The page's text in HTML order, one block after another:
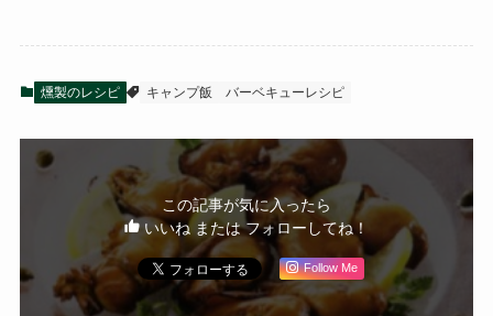
燻製のレシピ キャンプ飯 バーベキューレシピ
この記事が気に入ったら
いいね または フォローしてね！
Follow Me